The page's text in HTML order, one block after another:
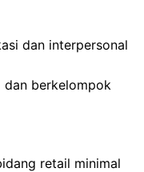
dan interpersonal
dan berkelompok
retail minimal